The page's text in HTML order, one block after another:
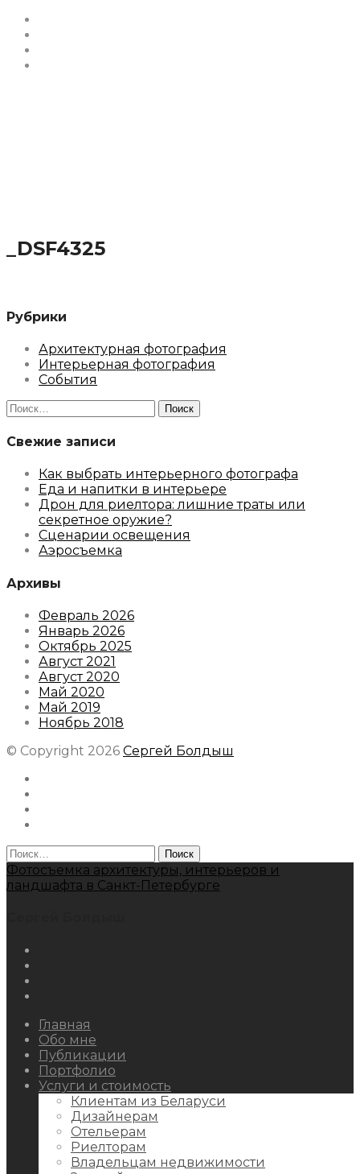
_DSF4325
Рубрики
Архитектурная фотография
Интерьерная фотография
События
Найти:
Свежие записи
Как выбрать интерьерного фотографа
Еда и напитки в интерьере
Дрон для риелтора: лишние траты или
секретное оружие?
Сценарии освещения
Аэросъемка
Архивы
Февраль 2026
Январь 2026
Октябрь 2025
Август 2021
Август 2020
Май 2020
Май 2019
Ноябрь 2018
© Copyright 2026 Сергей Болдыш
Найти:
Фотосъемка архитектуры, интерьеров и
ландшафта в Санкт-Петербурге
Главная
Обо мне
Публикации
Портфолио
Услуги и стоимость
Клиентам из Беларуси
Дизайнерам
Отельерам
Риелторам
Владельцам недвижимости